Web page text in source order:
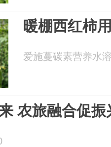
暖棚西红柿
爱施蔓碳素营养水
农旅融合促振